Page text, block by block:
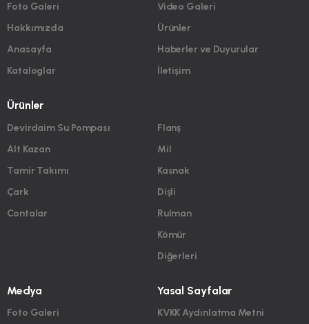
Foto Galeri
Hakkımızda
Anasayfa
Kataloglar
Video Galeri
Ürünler
Haberler ve Duyurular
İletişim
Ürünler
Devirdaim Su Pompası
Alt Kazan
Tamir Takımı
Çark
Contalar
Flanş
Mil
Kasnak
Dişli
Rulman
Kömür
Diğerleri
Medya
Foto Galeri
Yasal Sayfalar
KVKK Aydınlatma Metni